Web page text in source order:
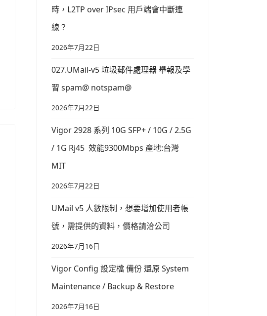
時，L2TP over IPsec 用戶端會中斷連
線？
2026年7月22日
027.UMail-v5 垃圾郵件處理器 舉報及學
習 spam@ notspam@
2026年7月22日
Vigor 2928 系列 10G SFP+ / 10G / 2.5G
/ 1G Rj45 效能9300Mbps 產地:台灣
MIT
2026年7月22日
UMail v5 人數限制，想要增加使用者帳
號，需提供的資料，價格請洽公司
2026年7月16日
Vigor Config 設定檔 備份 還原 System
Maintenance / Backup & Restore
2026年7月16日